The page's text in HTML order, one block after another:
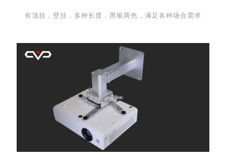
有顶挂，壁挂，多种长度，黑银两色，满足各种场合需求